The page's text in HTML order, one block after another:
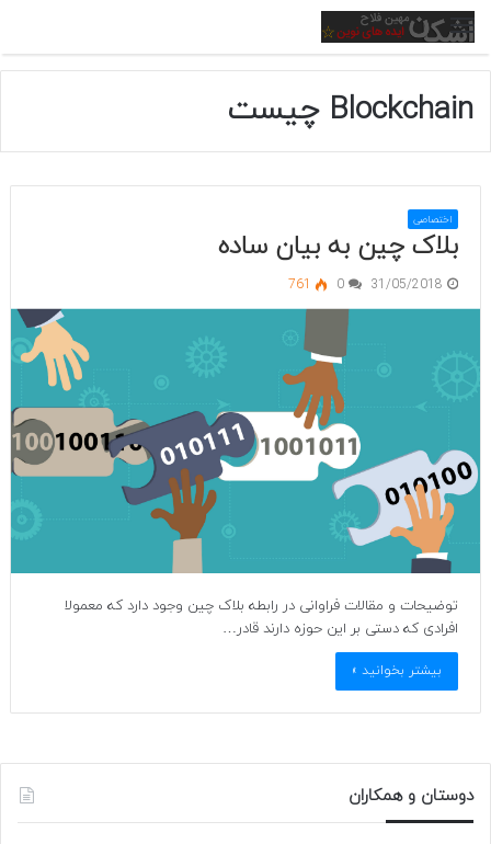
منو
Blockchain چیست
اختصاصی
بلاک چین به بیان ساده
31/05/2018
0
761
توضیحات و مقالات فراوانی در رابطه بلاک چین وجود دارد که معمولا
افرادی که دستی بر این حوزه دارند قادر…
بیشتر بخوانید »
دوستان و همکاران